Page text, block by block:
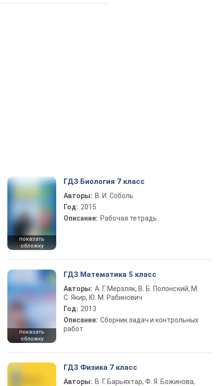
показать
обложку
ГДЗ Биология 7 класс
Авторы: В. И. Соболь
Год: 2015
Описание: Рабочая тетрадь
показать
обложку
ГДЗ Математика 5 класс
Авторы: А. Г. Мерзляк, В. Б. Полонский, М.
С. Якир, Ю. М. Рабинович
Год: 2013
Описание: Сборник задач и контрольных
работ
ГДЗ Физика 7 класс
Авторы: В. Г. Барьяхтар, Ф. Я. Божинова,